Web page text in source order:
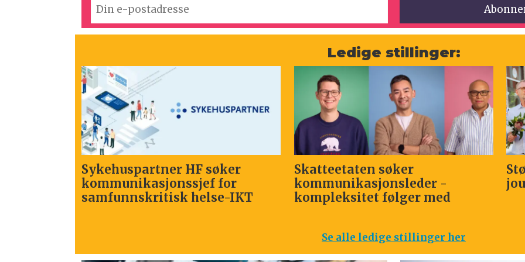
Ledige stillinger:
Sykehuspartner HF søker
kommunikasjonssjef for
samfunnskritisk helse-IKT
Skatteetaten søker
kommunikasjonsleder -
kompleksitet følger med
Se alle ledige stillinger her